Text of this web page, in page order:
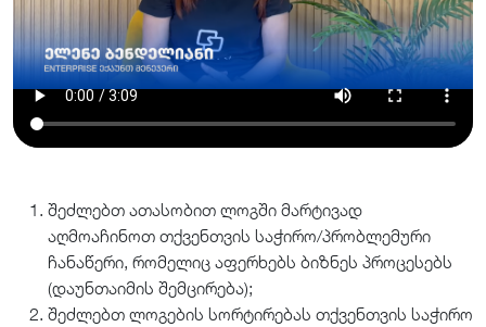
შეძლებთ ათასობით ლოგში მარტივად
აღმოაჩინოთ თქვენთვის საჭირო/პრობლემური
ჩანაწერი, რომელიც აფერხებს ბიზნეს პროცესებს
(დაუნთაიმის შემცირება);
შეძლებთ ლოგების სორტირებას თქვენთვის საჭირო